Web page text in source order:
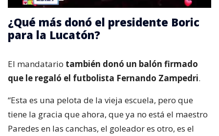
¿Qué más donó el presidente Boric
para la Lucatón?
El mandatario también donó un balón firmado
que le regaló el futbolista Fernando Zampedri.
“Esta es una pelota de la vieja escuela, pero que
tiene la gracia que ahora, que ya no está el maestro
Paredes en las canchas, el goleador es otro, es el